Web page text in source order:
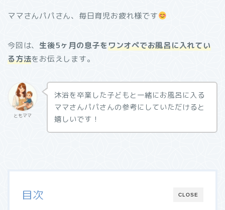
ママさんパパさん、毎日育児お疲れ様です
今回は、 生後5ヶ月の息子をワンオペでお風呂に入れてい
る方法をお伝えします。
ともママ
沐浴を卒業した子どもと一緒にお風呂に入る
ママさんパパさんの参考にしていただけると
嬉しいです！
CLOSE
目次